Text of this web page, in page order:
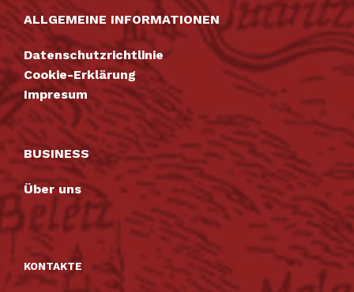
ALLGEMEINE INFORMATIONEN
Datenschutzrichtlinie
Cookie-Erklärung
Impresum
BUSINESS
Über uns
KONTAKTE